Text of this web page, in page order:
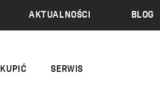
AKTUALNOŚCI BLOG
SERWIS